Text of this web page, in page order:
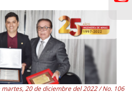
martes, 20 de diciembre del 2022 / No. 106